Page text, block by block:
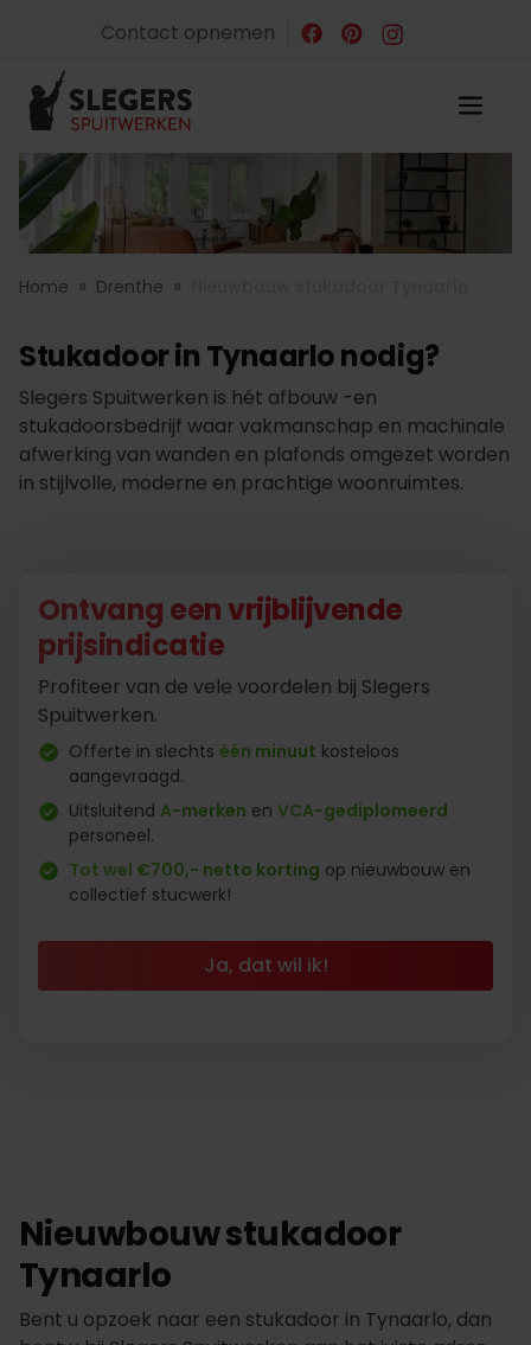
Contact opnemen
Home » Drenthe »
Stukadoor in Tynaarlo nodig?
Slegers Spuitwerken is hét afbouw -en
stukadoorsbedrijf waar vakmanschap en machinale
afwerking van wanden en plafonds omgezet worden
in stijlvolle, moderne en prachtige woonruimtes.
Ontvang een vrijblijvende
prijsindicatie
Profiteer van de vele voordelen bij Slegers
Spuitwerken.
Offerte in slechts één minuut kosteloos
aangevraagd.
Uitsluitend A-merken en VCA-gediplomeerd
personeel.
Tot wel €700,- netto korting op nieuwbouw en
collectief stucwerk!
Ja, dat wil ik!
Nieuwbouw stukadoor
Tynaarlo
Bent u opzoek naar een stukadoor in Tynaarlo, dan